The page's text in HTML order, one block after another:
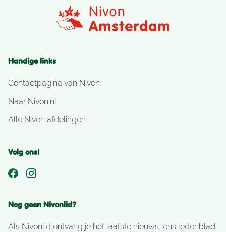
Handige links
Contactpagina van Nivon
Naar Nivon.nl
Alle Nivon afdelingen
Volg ons!
Nog geen Nivonlid?
Als Nivonlid ontvang je het laatste nieuws, ons ledenblad